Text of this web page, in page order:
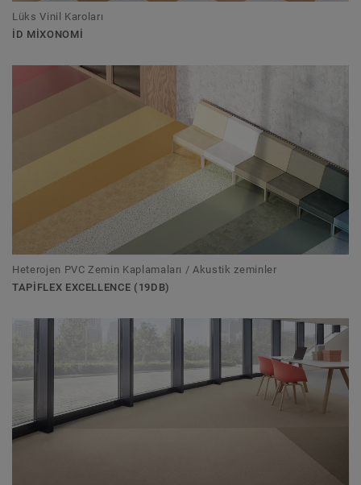
Lüks Vinil Karoları
ID MIXONOMI
Heterojen PVC Zemin Kaplamaları / Akustik zeminler
TAPIFLEX EXCELLENCE (19DB)